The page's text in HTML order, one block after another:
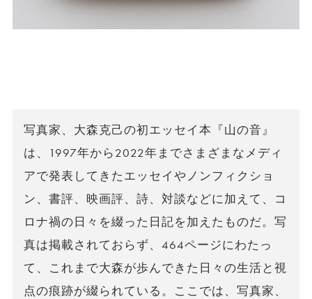
写真家、大森克己の初エッセイ本『山の音』
は、1997年から2022年までさまざまなメディ
アで発表してきたエッセイやノンフィクショ
ン、書評、映画評、詩、対談などに加えて、コ
ロナ禍の日々を綴った日記を加えたものだ。写
真は掲載されておらず、464ページにわたっ
て、これまで大森が歩んできた日々の生活と視
点の痕跡が綴られている。ここでは、写真家、